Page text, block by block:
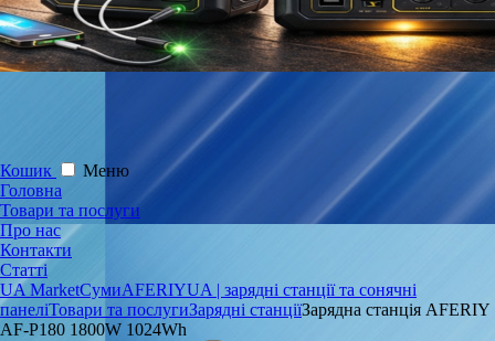
Кошик
Меню
Головна
Товари та послуги
Про нас
Контакти
Статті
UA MarketСумиAFERIYUA | зарядні станції та сонячні
панеліТовари та послугиЗарядні станціїЗарядна станція AFERIY
AF-P180 1800W 1024Wh